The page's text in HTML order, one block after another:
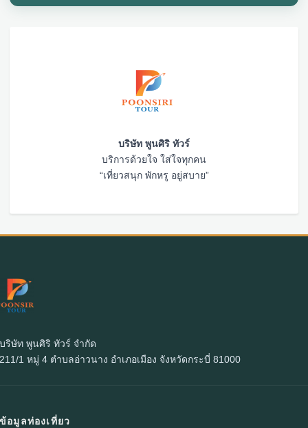
บริษัท พูนศิริ ทัวร์
บริการด้วยใจ ใส่ใจทุกคน
“เที่ยวสนุก พักหรู อยู่สบาย”
บริษัท พูนศิริ ทัวร์ จำกัด
211/1 หมู่ 4 ตำบลอ่าวนาง อำเภอเมือง จังหวัดกระบี่ 81000
ข้อมูลท่องเที่ยว